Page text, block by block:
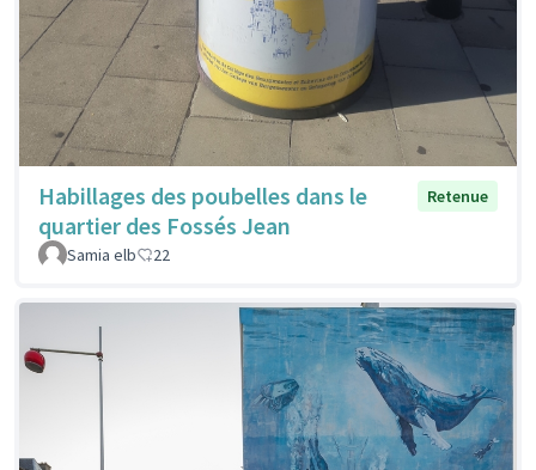
Habillages des poubelles dans le
quartier des Fossés Jean
Retenue
Samia elb 22